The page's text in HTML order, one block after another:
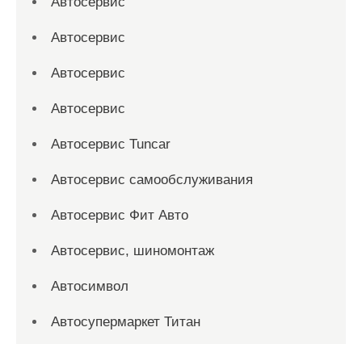
Автосервис
Автосервис
Автосервис
Автосервис Tuncar
Автосервис самообслуживания
Автосервис Фит Авто
Автосервис, шиномонтаж
Автосимвол
Автосупермаркет Титан